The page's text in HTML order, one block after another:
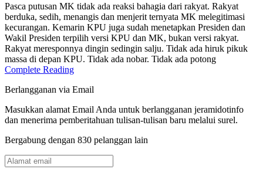
Pasca putusan MK tidak ada reaksi bahagia dari rakyat. Rakyat
berduka, sedih, menangis dan menjerit ternyata MK melegitimasi
kecurangan. Kemarin KPU juga sudah menetapkan Presiden dan
Wakil Presiden terpilih versi KPU dan MK, bukan versi rakyat.
Rakyat meresponnya dingin sedingin salju. Tidak ada hiruk pikuk
massa di depan KPU. Tidak ada nobar. Tidak ada potong
Complete Reading
Berlangganan via Email
Masukkan alamat Email Anda untuk berlangganan jeramidotinfo
dan menerima pemberitahuan tulisan-tulisan baru melalui surel.
Bergabung dengan 830 pelanggan lain
Alamat
email